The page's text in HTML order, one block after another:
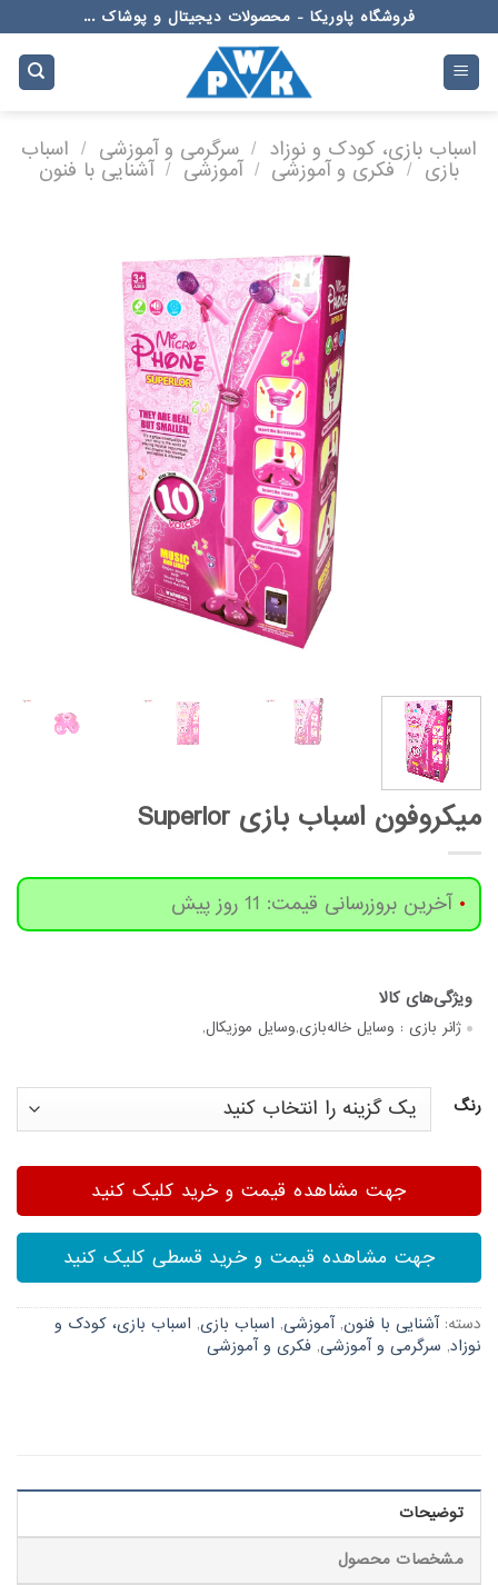
to
content
فروشگاه پاوریکا - محصولات دیجیتال و پوشاک ...
اسباب بازی، کودک و نوزاد / سرگرمی و آموزشی / اسباب
بازی / فکری و آموزشی / آموزشی / آشنایی با فنون
میکروفون اسباب بازی Superlor
آخرین بروزرسانی قیمت: 11 روز پیش
ژانر بازی : وسایل خاله‌بازی,وسایل موزیکال,
رنگ
جهت مشاهده قیمت و خرید کلیک کنید
جهت مشاهده قیمت و خرید قسطی کلیک کنید
دسته:آشنایی با فنون,آموزشی, اسباب بازی, اسباب بازی، کودک و
نوزاد, سرگرمی و آموزشی, فکری و آموزشی
توضیحات
مشخصات محصول